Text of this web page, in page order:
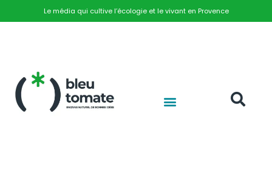
Le média qui cultive l’écologie et le vivant en Provence